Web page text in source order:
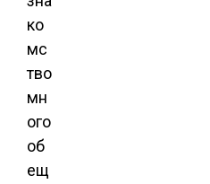
ко
мс
тво
мн
ого
об
ещ